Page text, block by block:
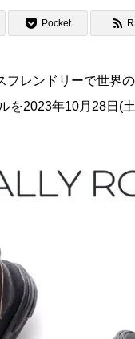
Pocket
レンドリーで世界
を2023年10月28日(